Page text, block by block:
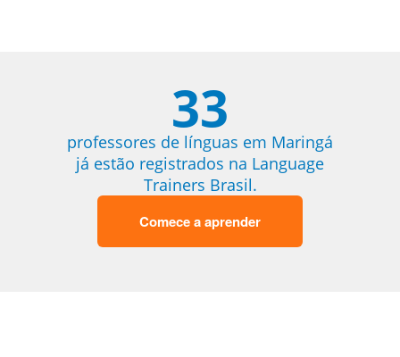
33
professores de línguas em Maringá
já estão registrados na Language
Trainers Brasil.
Comece a aprender